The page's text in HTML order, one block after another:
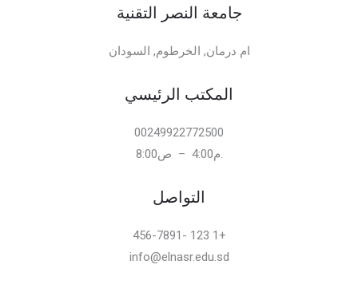
جامعة النصر التقنية
ام درمان, الخرطوم, السودان
المكتب الرئيسي
00249922772500
.م4:00 – ص8:00
التواصل
+1 123 -456-7891
info@elnasr.edu.sd